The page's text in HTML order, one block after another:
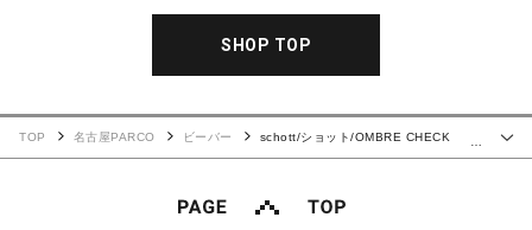
SHOP TOP
…
TOP 名古屋PARCO ビーバー
schott/ショット/OMBRE CHECK